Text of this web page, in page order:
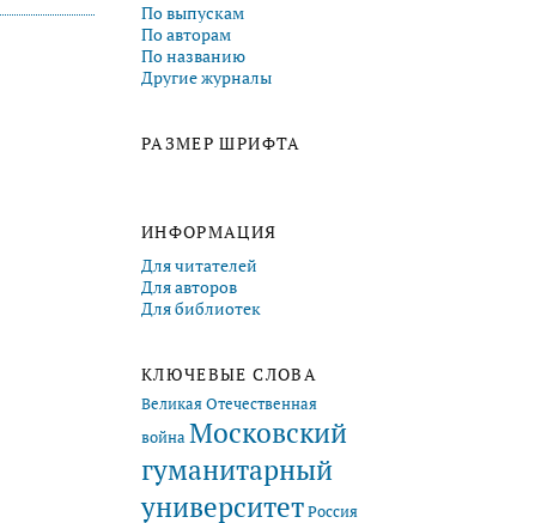
По выпускам
По авторам
По названию
Другие журналы
РАЗМЕР ШРИФТА
ИНФОРМАЦИЯ
Для читателей
Для авторов
Для библиотек
КЛЮЧЕВЫЕ СЛОВА
Великая Отечественная
войнаМосковский
гуманитарный
университетРоссия